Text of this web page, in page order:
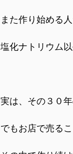
また作り始める
塩化ナトリウム
実は、その３０
でもお店で売る